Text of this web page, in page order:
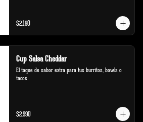
$2.190
Cup Salsa Cheddar
El toque de sabor extra para tus burritos, bowls o
tacos
$2.990